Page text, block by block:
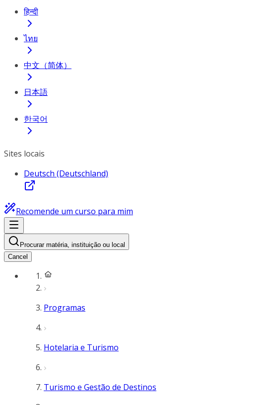
हिन्दी
ไทย
中文（简体）
日本語
한국어
Sites locais
Deutsch (Deutschland)
Recomende um curso para mim
Procurar matéria, instituição ou local
Cancel
Programas
Hotelaria e Turismo
Turismo e Gestão de Destinos